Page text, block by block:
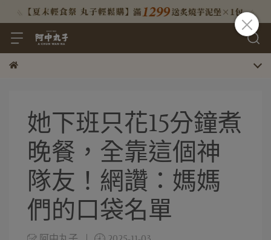
她下班只花15分鐘煮
晚餐，全靠這個神
隊友！網讚：媽媽
們的口袋名單